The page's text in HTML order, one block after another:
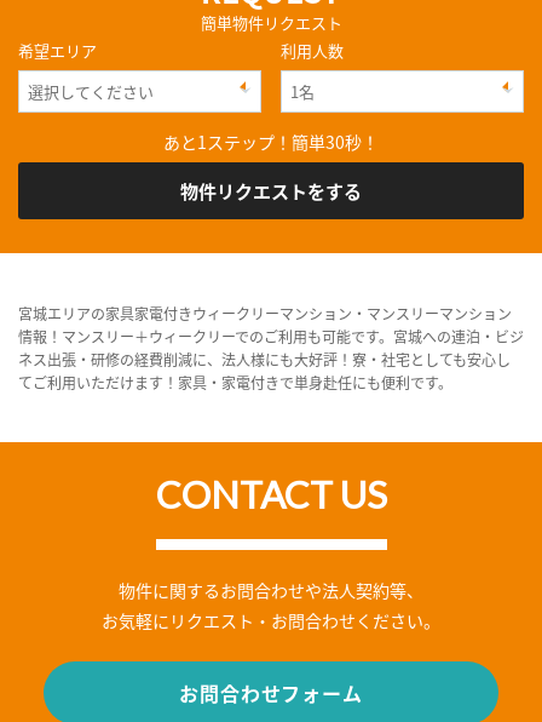
簡単物件リクエスト
希望エリア
利用人数
あと1ステップ！簡単30秒！
物件リクエストをする
宮城エリアの家具家電付きウィークリーマンション・マンスリーマンション
情報！マンスリー＋ウィークリーでのご利用も可能です。宮城への連泊・ビジ
ネス出張・研修の経費削減に、法人様にも大好評！寮・社宅としても安心し
てご利用いただけます！家具・家電付きで単身赴任にも便利です。
CONTACT US
物件に関するお問合わせや法人契約等、
お気軽にリクエスト・お問合わせください。
お問合わせフォーム